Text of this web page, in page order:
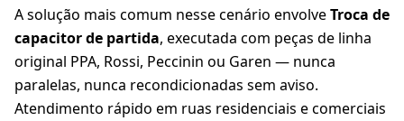
A solução mais comum nesse cenário envolveTroca de
capacitor de partida, executada com peças de linha
original PPA, Rossi, Peccinin ou Garen — nunca
paralelas, nunca recondicionadas sem aviso.
Atendimento rápido em ruas residenciais e comerciais